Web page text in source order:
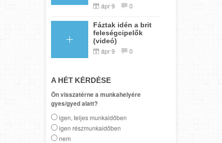
ápr 9 0
Fáztak idén a brit
feleségcipelők
(videó)
ápr 9 0
A HÉT KÉRDÉSE
Ön visszatérne a munkahelyére
gyes/gyed alatt?
igen, teljes munkaidőben
igen részmunkaidőben
nem